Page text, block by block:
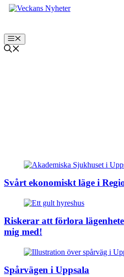
Hoppa
Meny
Svårt ekonomiskt läge i
Riskerar att förlora
mig med!
Spårvägen i Uppsala